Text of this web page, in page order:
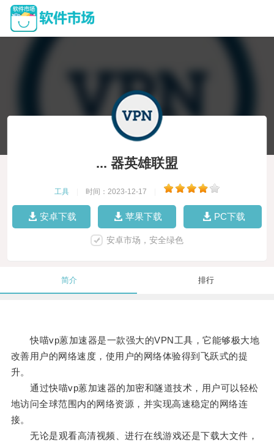
... 器英雄联盟
工具 时间：2023-12-17
安卓下载 苹果下载 PC下载
安卓市场，安全绿色
简介 排行
快喵vp蒽加速器是一款强大的VPN工具，它能够极大地
改善用户的网络速度，使用户的网络体验得到飞跃式的提
升。
通过快喵vp蒽加速器的加密和隧道技术，用户可以轻松
地访问全球范围内的网络资源，并实现高速稳定的网络连
接。
无论是观看高清视频、进行在线游戏还是下载大文件，